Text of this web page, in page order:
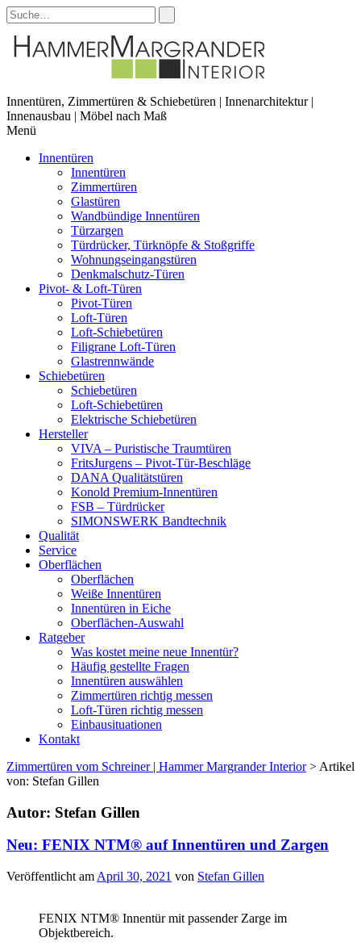
Innentüren, Zimmertüren & Schiebetüren | Innenarchitektur |
Innenausbau | Möbel nach Maß
Menü
Innentüren
Innentüren
Zimmertüren
Glastüren
Wandbündige Innentüren
Türzargen
Türdrücker, Türknöpfe & Stoßgriffe
Wohnungseingangstüren
Denkmalschutz-Türen
Pivot- & Loft-Türen
Pivot-Türen
Loft-Türen
Loft-Schiebetüren
Filigrane Loft-Türen
Glastrennwände
Schiebetüren
Schiebetüren
Loft-Schiebetüren
Elektrische Schiebetüren
Hersteller
VIVA – Puristische Traumtüren
FritsJurgens – Pivot-Tür-Beschläge
DANA Qualitätstüren
Konold Premium-Innentüren
FSB – Türdrücker
SIMONSWERK Bandtechnik
Qualität
Service
Oberflächen
Oberflächen
Weiße Innentüren
Innentüren in Eiche
Oberflächen-Auswahl
Ratgeber
Was kostet meine neue Innentür?
Häufig gestellte Fragen
Innentüren auswählen
Zimmertüren richtig messen
Loft-Türen richtig messen
Einbausituationen
Kontakt
Zimmertüren vom Schreiner | Hammer Margrander Interior> Artikel
von: Stefan Gillen
Autor: Stefan Gillen
Neu: FENIX NTM® auf Innentüren und Zargen
Veröffentlicht am April 30, 2021 von Stefan Gillen
FENIX NTM® Innentür mit passender Zarge im
Objektbereich.